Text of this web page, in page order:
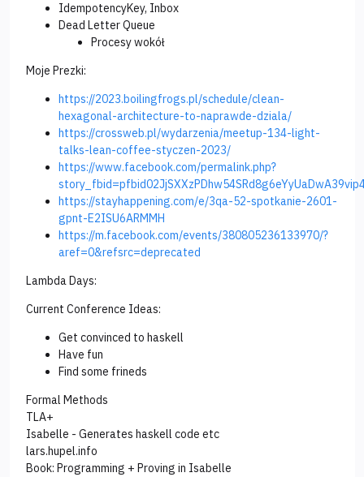
IdempotencyKey, Inbox
Dead Letter Queue
Procesy wokół
Moje Prezki:
https://2023.boilingfrogs.pl/schedule/clean-
hexagonal-architecture-to-naprawde-dziala/
https://crossweb.pl/wydarzenia/meetup-134-light-
talks-lean-coffee-styczen-2023/
https://www.facebook.com/permalink.php?
https://stayhappening.com/e/3qa-52-spotkanie-2601-
gpnt-E2ISU6ARMMH
https://m.facebook.com/events/380805236133970/?
aref=0&refsrc=deprecated
Lambda Days:
Current Conference Ideas:
Get convinced to haskell
Have fun
Find some frineds
Formal Methods
TLA+
Isabelle - Generates haskell code etc
lars.hupel.info
Book: Programming + Proving in Isabelle